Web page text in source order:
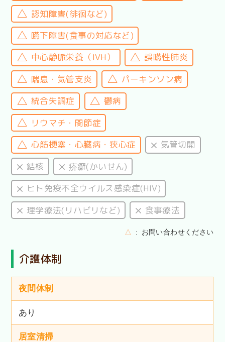
認知障害(徘徊など)
嚥下障害(食事の対応など)
中心静脈栄養（IVH）
誤嚥性肺炎
喘息・気管支炎
パーキンソン病
統合失調症
鬱病
リウマチ・関節症
心筋梗塞・心臓病・狭心症
気管切開
結核
疥癬(かいせん)
ヒト免疫不全ウイルス感染症(HIV)
理学療法(リハビリなど)
食事療法
△ お問い合わせください
介護体制
夜間体制
あり
居室清掃